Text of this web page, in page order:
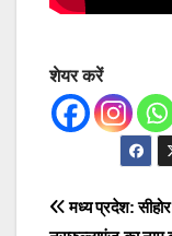
शेयर करें
Post
मध्य प्रदेश: